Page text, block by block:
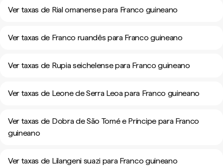
Ver taxas de Rial omanense para Franco guineano
Ver taxas de Franco ruandês para Franco guineano
Ver taxas de Rupia seichelense para Franco guineano
Ver taxas de Leone de Serra Leoa para Franco guineano
Ver taxas de Dobra de São Tomé e Príncipe para Franco
guineano
Ver taxas de Lilangeni suazi para Franco guineano